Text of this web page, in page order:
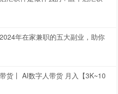
年在家兼职的五大副业，助你
货丨 AI数字人带货 月入【3K~10